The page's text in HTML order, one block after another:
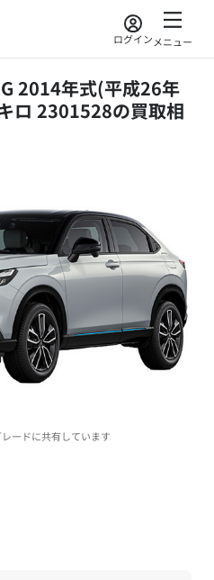
ログインメニュー
2014年式(平成26年
ロ 2301528の買取相
ードに共有しています